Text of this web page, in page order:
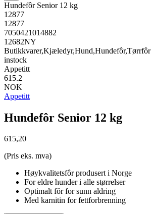
Hundefôr Senior 12 kg
12877
12877
7050421014882
12682NY
Butikkvarer,Kjæledyr,Hund,Hundefôr,Tørrfôr
instock
Appetitt
615.2
NOK
Appetitt
Hundefôr Senior 12 kg
615,20
(Pris eks. mva)
Høykvalitetsfôr produsert i Norge
For eldre hunder i alle størrelser
Optimalt fôr for sunn aldring
Med karnitin for fettforbrenning